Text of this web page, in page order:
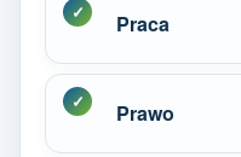
Praca
Prawo